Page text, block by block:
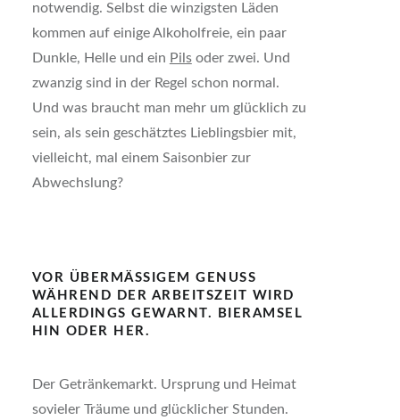
notwendig. Selbst die winzigsten Läden
kommen auf einige Alkoholfreie, ein paar
Dunkle, Helle und ein Pilsoder zwei. Und
zwanzig sind in der Regel schon normal.
Und was braucht man mehr um glücklich zu
sein, als sein geschätztes Lieblingsbier mit,
vielleicht, mal einem Saisonbier zur
Abwechslung?
VOR ÜBERMÄSSIGEM GENUSS WÄ
HREND DER ARBEITSZEIT WIRD AL
LERDINGS GEWARNT. BIERAMSEL HI
N ODER HER.
Der Getränkemarkt. Ursprung und Heimat
sovieler Träume und glücklicher Stunden.